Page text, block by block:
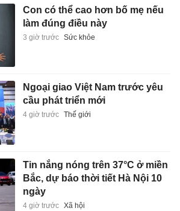
Con có thể cao hơn bố mẹ nếu
làm đúng điều này
3 giờ trước Sức khỏe
Ngoại giao Việt Nam trước yêu
cầu phát triển mới
4 giờ trước Thế giới
Tin nắng nóng trên 37°C ở miền
Bắc, dự báo thời tiết Hà Nội 10
ngày
4 giờ trước Xã hội